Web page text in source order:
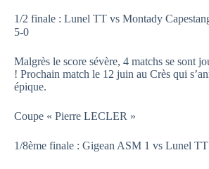
1/2 finale : Lunel TT vs Montady
5-0
Malgrès le score sévère, 4 matchs se sont
! Prochain match le 12 juin au Crès qui
épique.
Coupe « Pierre LECLER »
1/8ème finale : Gigean ASM 1 vs Lunel TT